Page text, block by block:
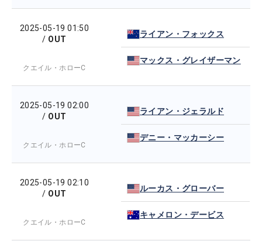
2025-05-19 01:50
/ OUT
クエイル・ホローC
ライアン・フォックス
マックス・グレイザーマン
2025-05-19 02:00
/ OUT
クエイル・ホローC
ライアン・ジェラルド
デニー・マッカーシー
2025-05-19 02:10
/ OUT
クエイル・ホローC
ルーカス・グローバー
キャメロン・デービス